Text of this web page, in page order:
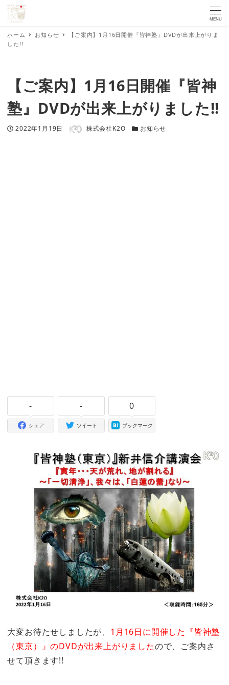
MENU
ホーム お知らせ
【ご案内】1月16日開催『皆神塾』DVDが出来上がりま
した!!
【ご案内】1月16日開催『皆神
塾』DVDが出来上がりました!!
投稿日
2022年1月19日 著者 株式会社K2O カテゴリー
お知らせ
-
シェア
-
ツイート
0
ブックマーク
大変お待たせしましたが、 1月16日に開催した『皆神塾
（東京）』のDVDが出来上がりましたので、ご案内さ
せて頂きます!!